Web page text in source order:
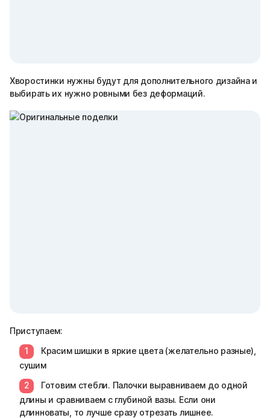
Хворостинки нужны будут для дополнительного дизайна и
выбирать их нужно ровными без деформаций.
Приступаем:
Красим шишки в яркие цвета (желательно разные),
сушим
Готовим стебли. Палочки выравниваем до одной
длины и сравниваем с глубиной вазы. Если они
длинноваты, то лучше сразу отрезать лишнее.